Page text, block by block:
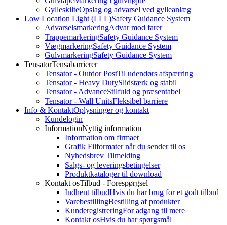
GylleskilteOpslag og advarsel ved gylleanlæg
Low Location Light (LLL)Safety Guidance System
AdvarselsmarkeringAdvar mod farer
TrappemarkeringSafety Guidance System
VægmarkeringSafety Guidance System
GulvmarkeringSafety Guidance System
TensatorTensabarrierer
Tensator - Outdor PostTil udendørs afspærring
Tensator - Heavy DutySlidstærk og stabil
Tensator - AdvanceStilfuld og præsentabel
Tensator - Wall UnitsFleksibel barriere
Info & KontaktOplysninger og kontakt
Kundelogin
InformationNyttig information
Information om firmaet
Grafik Filformater når du sender til os
Nyhedsbrev Tilmelding
Salgs- og leveringsbetingelser
Produktkataloger til download
Kontakt osTilbud - Forespørgsel
Indhent tilbudHvis du har brug for et godt tilbud
VarebestillingBestilling af produkter
KunderegistreringFor adgang til mere
Kontakt osHvis du har spørgsmål